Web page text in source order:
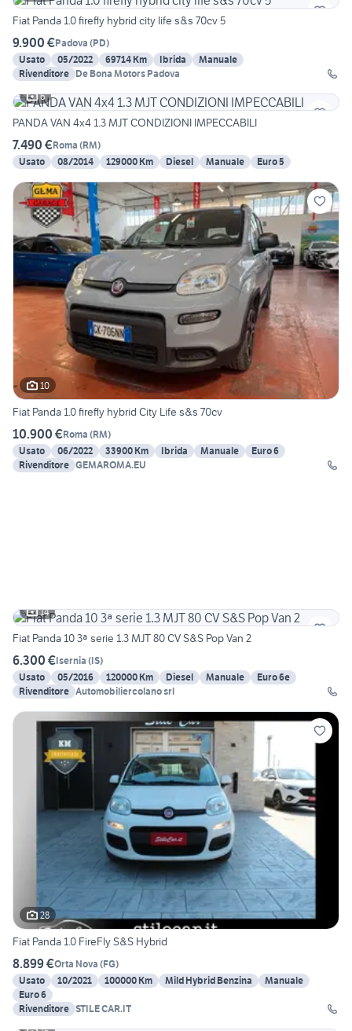
Fiat Panda 1.0 firefly hybrid city life s&s 70cv 5
9.900 €Padova (PD)
Usato
05/2022 69714 Km Ibrida
Manuale
Rivenditore De Bona Motors Padova
6
PANDA VAN 4x4 1.3 MJT CONDIZIONI IMPECCABILI
7.490 €Roma (RM)
Usato
08/2014 129000 Km Diesel Manuale Euro 5
10
Fiat Panda 1.0 firefly hybrid City Life s&s 70cv
10.900 €Roma (RM)
Usato
06/2022 33900 Km Ibrida Manuale
Euro 6
Rivenditore GEMAROMA.EU
14
Fiat Panda 10 3ª serie 1.3 MJT 80 CV S&S Pop Van 2
6.300 €Isernia (IS)
Usato
05/2016 120000 Km Diesel Manuale
Euro 6e
Rivenditore Automobiliercolano srl
28
Fiat Panda 1.0 FireFly S&S Hybrid
8.899 €Orta Nova (FG)
Usato
10/2021 100000 Km Mild Hybrid Benzina
Manuale
Euro 6
Rivenditore STILE CAR.IT